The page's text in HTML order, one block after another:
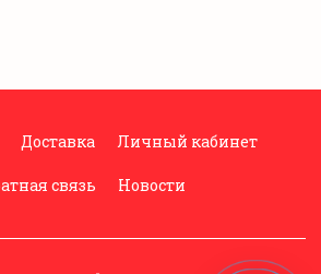
Доставка Личный кабинет
связь Новости